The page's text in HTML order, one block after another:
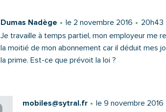
Dumas Nadège le 2 novembre 2016
20h43
Je travaille à temps partiel, mon employeur me
la moitié de mon abonnement car il déduit mes
la prime. Est-ce que prévoit la loi ?
mobiles@sytral.fr le 9 novembre 2016